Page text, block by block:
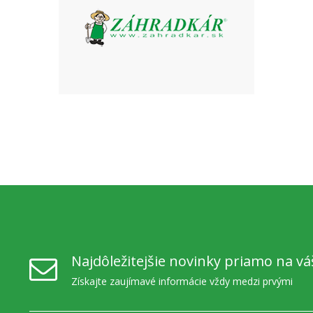
Najdôležitejšie novinky priamo na
Získajte zaujímavé informácie vždy medzi prvými